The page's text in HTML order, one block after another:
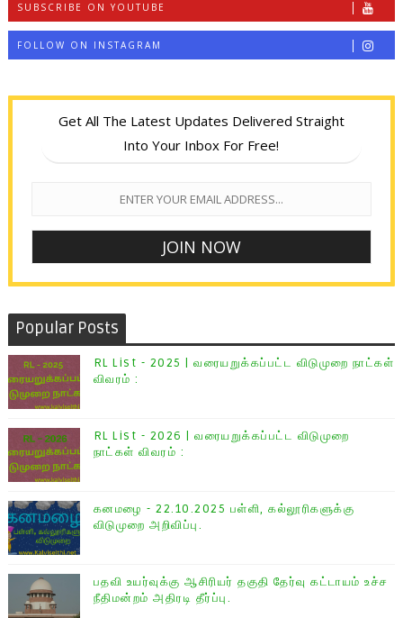
SUBSCRIBE ON YOUTUBE
FOLLOW ON INSTAGRAM
Get All The Latest Updates Delivered Straight
Into Your Inbox For Free!
Popular Posts
RL List - 2025 | வரையறுக்கப்பட்ட விடுமுறை நாட்கள்
விவரம் :
RL List - 2026 | வரையறுக்கப்பட்ட விடுமுறை
நாட்கள் விவரம் :
கனமழை - 22.10.2025 பள்ளி, கல்லூரிகளுக்கு
விடுமுறை அறிவிப்பு.
பதவி உயர்வுக்கு ஆசிரியர் தகுதி தேர்வு கட்டாயம் உச்ச
நீதிமன்றம் அதிரடி தீர்ப்பு.